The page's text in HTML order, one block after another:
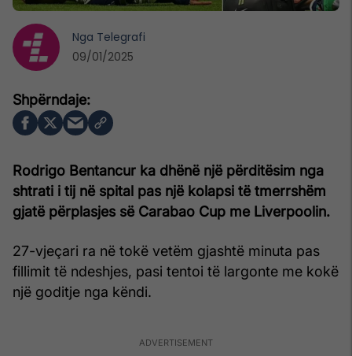
Rodrigo Bentancur ka dhënë një përditësim nga
shtrati i tij në spital pas një kolapsi të tmerrshëm
gjatë përplasjes së Carabao Cup me Liverpoolin.
27-vjeçari ra në tokë vetëm gjashtë minuta pas
fillimit të ndeshjes, pasi tentoi të largonte me kokë
një goditje nga këndi.
Nga Telegrafi
09/01/2025